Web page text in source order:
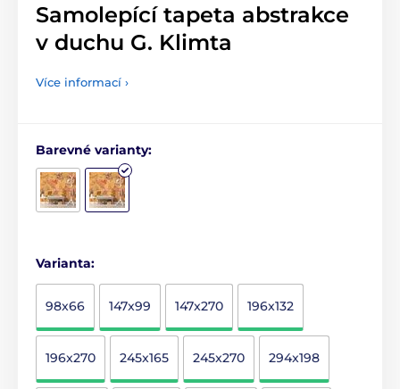
Samolepící tapeta abstrakce
v duchu G. Klimta
Více informací ›
Barevné varianty:
Varianta:
98x66 147x99 147x270 196x132
196x270 245x165 245x270 294x198